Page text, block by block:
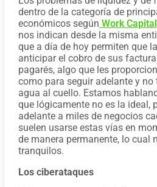
dentro de la categoría de
económicos según Work Capital
nos indican desde la misma
que a día de hoy permiten que
anticipar el cobro de sus
pagarés, algo que les
como para seguir adelante y no
agua al cuello. Estamos
que lógicamente no es la ideal,
adelante a miles de negocios
suelen usarse estas vías en
de manera permanente, lo cual
tranquilos.
Los ciberataques